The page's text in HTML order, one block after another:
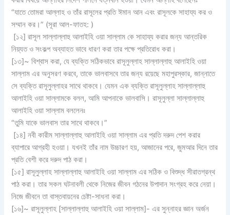
“যাতে তোমরা আল্লাহ ও তাঁর রাসূলের প্রতি ঈমান আন এবং রাসূলকে সাহায্য কর ও
সম্মান কর।” (সূরা আল-ফাতহ: )
[১২] রাসূল সাল্লাল্লাহু আলাইহি ওয়া সাল্লাম কে সাহায্য করার জন্য আন্তরিক
নিয়্যত ও সংকল্প অব্যাহত ভাবে ধারণ করা তার পক্ষে প্রতিরোধ করা।
[১৩]~ বিশ্বাস করা, যে ব্যক্তি সঠিকভাবে রাসূলুল্লাহ সাল্লাল্লাহু আলাইহি ওয়া
সাল্লাম এর অনুসরণ করবে, তাকে ভালবাসবে তার জন্য রয়েছে মহাপুরস্কার, জান্নাতে
সে ব্যক্তি রাসূলুল্লাহর সাথে থাকবে। যেমন এক ব্যক্তি রাসূলুল্লাহ সাল্লাল্লাহু
আলাইহি ওয়া সাল্লামকে বলল, আমি আপনাকে ভালবাসি। রাসূলুল্লা সাল্লাল্লাহু
আলাইহি ওয়া সাল্লাম বললেনঃ
“তুমি যাকে ভালবাস তার সাথে থাকবে।”
[১৪] নবী কারীম সাল্লাল্লাহু আলাইহি ওয়া সাল্লাম এর প্রতি দরুদ পেশ করার
ব্যাপারে আগ্রহী হওয়া। যখনই তাঁর নাম উচ্চারণ হয়, আজানের পরে, জুমআর দিনে তার
প্রতি বেশী করে দরুদ পাঠ করা।
[১৫] রাসূলুল্লাহ সাল্লাল্লাহু আলাইহি ওয়া সাল্লাম এর সঠিক ও বিশুদ্ধ সীরাতগ্রন্থ
পাঠ করা। তার সকল ঘটনাবলী থেকে নিজের জীবন গঠনের উপাদান সংগ্রহ করে নেয়া।
নিজে জীবনে তা বাস্তবায়নের চেষ্টা-সাধনা করা।
[১৬]~ রাসূলুল্লাহ [সাল্লাল্লাহু আলাইহি ওয়া সাল্লাম]- এর সুন্নাহর জ্ঞান অর্জন